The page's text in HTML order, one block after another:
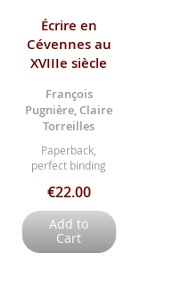
Écrire en
Cévennes au
XVIIIe siècle
François
Pugnière, Claire
Torreilles
Paperback,
perfect binding
€22.00
Add to
Cart